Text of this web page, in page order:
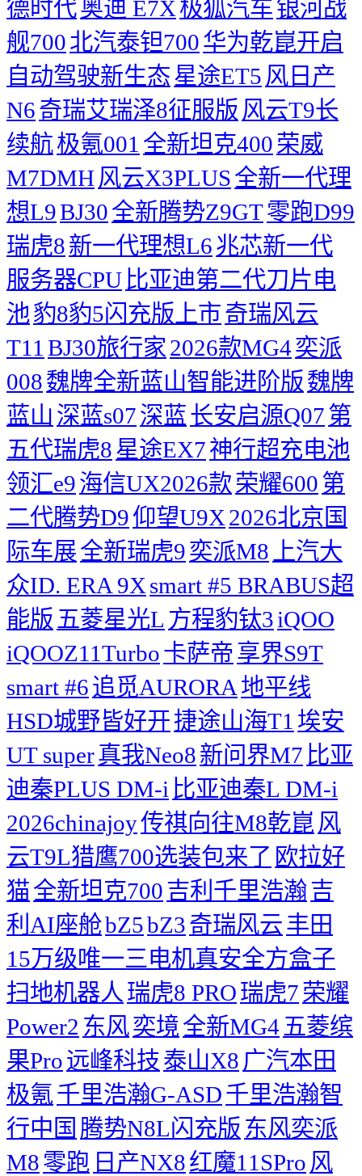
德时代奥迪 E7X极狐汽车银河战
舰700北汽泰钽700华为乾崑开启
自动驾驶新生态星途ET5 风日产
N6奇瑞艾瑞泽8征服版 风云T9长
续航极氪001 全新坦克400荣威
M7DMH 风云X3PLUS全新一代理
想L9BJ30全新腾势Z9GT零跑D99
瑞虎8新一代理想L6兆芯新一代
服务器CPU 比亚迪第二代刀片电
池豹8豹5闪充版上市奇瑞风云
T11 BJ30旅行家 2026款MG4奕派
008魏牌全新蓝山智能进阶版魏牌
蓝山 深蓝s07深蓝长安启源Q07第
五代瑞虎8星途EX7神行超充电池
领汇e9海信UX2026款荣耀600第
二代腾势D9仰望U9X2026北京国
际车展全新瑞虎9奕派M8 上汽大
众ID. ERA 9Xsmart #5 BRABUS超
能版 五菱星光L 方程豹钛3iQOO
iQOOZ11Turbo卡萨帝享界S9T
smart #6追觅AURORA 地平线
HSD城野皆好开捷途山海T1 埃安
UT super真我Neo8新问界M7 比亚
迪秦PLUS DM-i 比亚迪秦L DM-i
2026chinajoy传祺向往M8乾崑 风
云T9L猎鹰700选装包来了 欧拉好
猫全新坦克700吉利千里浩瀚吉
利AI座舱bZ5bZ3奇瑞风云丰田
15万级唯一三电机真安全方盒子
扫地机器人 瑞虎8 PRO瑞虎7荣耀
Power2 东风奕境全新MG4 五菱缤
果Pro远峰科技泰山X8 广汽本田
极氪千里浩瀚G-ASD千里浩瀚智
行中国 腾势N8L闪充版 东风奕派
M8零跑 日产NX8红魔11SPro 风